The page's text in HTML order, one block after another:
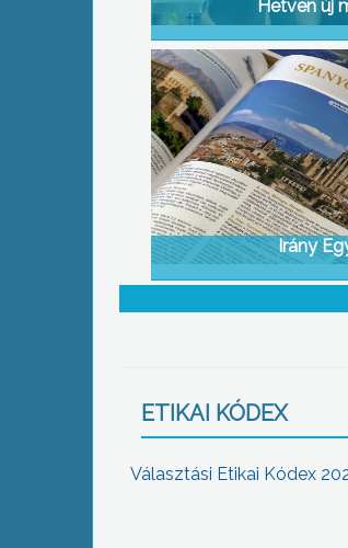
Hetven új
Irány
ETIKAI KÓDEX
Választási Etikai Kódex